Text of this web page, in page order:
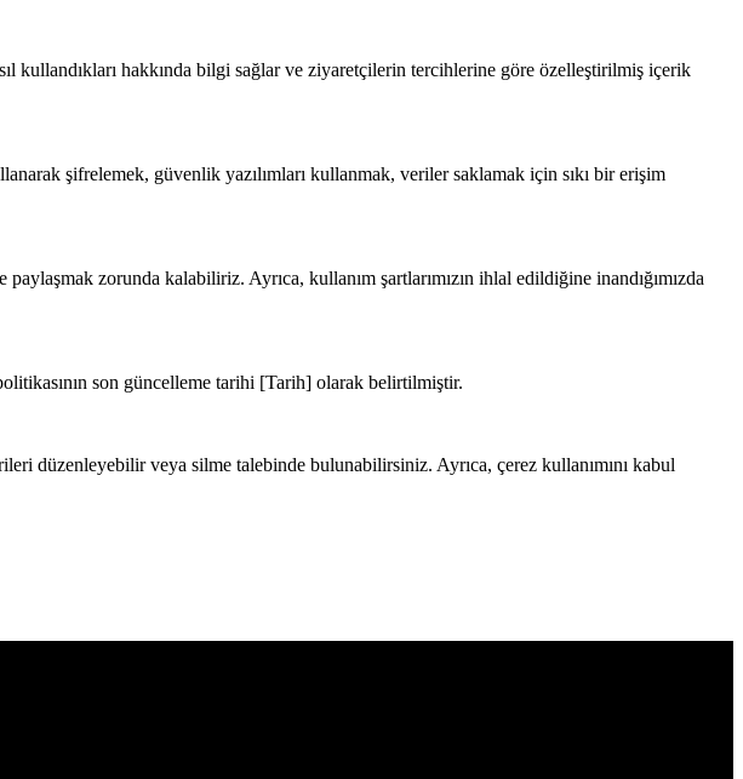
kullandıkları hakkında bilgi sağlar ve ziyaretçilerin tercihlerine göre özelleştirilmiş içerik
şifrelemek, güvenlik yazılımları kullanmak, veriler saklamak için sıkı bir erişim
zorunda kalabiliriz. Ayrıca, kullanım şartlarımızın ihlal edildiğine inandığımızda
son güncelleme tarihi [Tarih] olarak belirtilmiştir.
düzenleyebilir veya silme talebinde bulunabilirsiniz. Ayrıca, çerez kullanımını kabul